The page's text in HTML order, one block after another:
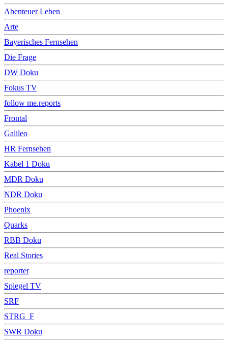
Abenteuer Leben
Arte
Bayerisches Fernsehen
Die Frage
DW Doku
Fokus TV
follow me.reports
Frontal
Galileo
HR Fernsehen
Kabel 1 Doku
MDR Doku
NDR Doku
Phoenix
Quarks
RBB Doku
Real Stories
reporter
Spiegel TV
SRF
STRG_F
SWR Doku